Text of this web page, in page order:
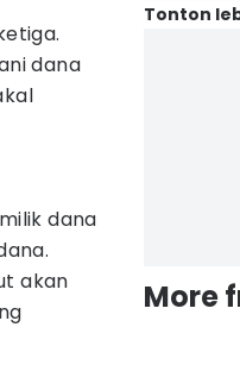
dana
dana
akan
Tonton
More